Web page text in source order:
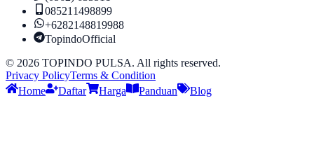
085211498899
+6282148819988
TopindoOfficial
© 2026 TOPINDO PULSA. All rights reserved.
Privacy PolicyTerms & Condition
Home
Daftar Harga Panduan Blog